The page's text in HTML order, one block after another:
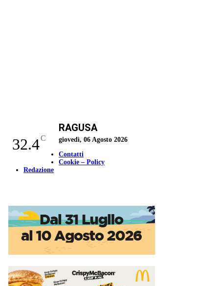
32.4C
RAGUSA
giovedì, 06 Agosto 2026
Contatti
Cookie – Policy
Redazione